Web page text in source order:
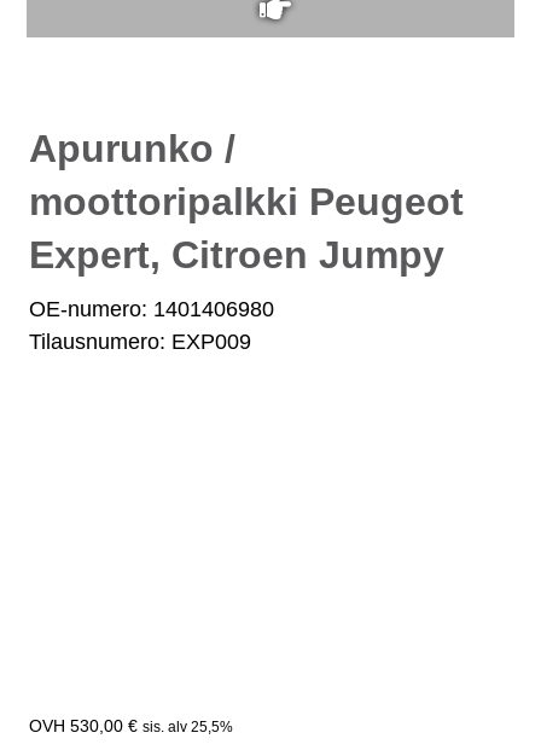
Apurunko /
moottoripalkki Peugeot
Expert, Citroen Jumpy
OE-numero: 1401406980
Tilausnumero: EXP009
530,00 € sis. alv 25,5%